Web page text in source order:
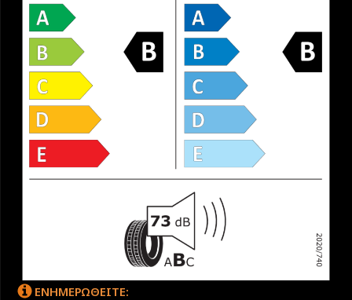
ΕΝΗΜΕΡΩΘΕΙΤΕ: